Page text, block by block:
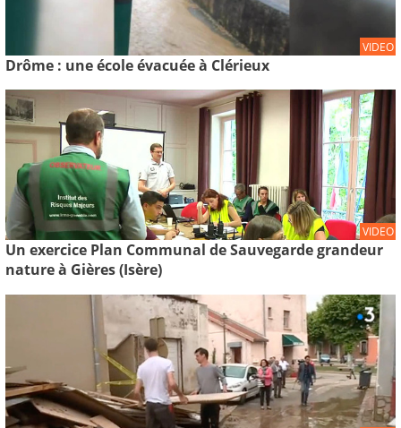
VIDEO
Drôme : une école évacuée à Clérieux
VIDEO
Un exercice Plan Communal de Sauvegarde grandeur
nature à Gières (Isère)